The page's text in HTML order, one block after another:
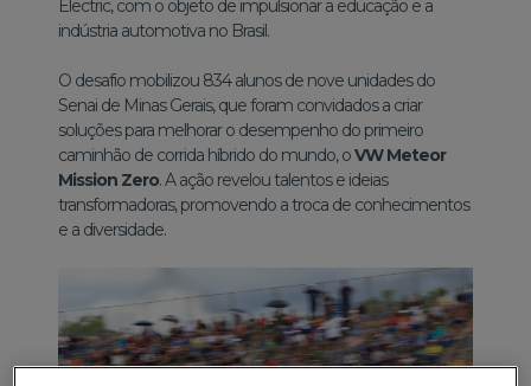
Electric, com o objeto de impulsionar a educação e a
indústria automotiva no Brasil.
O desafio mobilizou 834 alunos de nove unidades do
Senai de Minas Gerais, que foram convidados a criar
soluções para melhorar o desempenho do primeiro
caminhão de corrida híbrido do mundo, oVW Meteor
Mission Zero. A ação revelou talentos e ideias
transformadoras, promovendo a troca de conhecimentos
e a diversidade.